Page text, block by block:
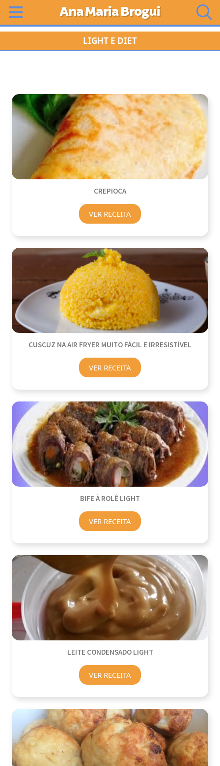
Ana Maria Brogui
LIGHT E DIET
CREPIOCA
VER RECEITA
CUSCUZ NA AIR FRYER MUITO FÁCIL E IRRESISTÍVEL
VER RECEITA
BIFE À ROLÊ LIGHT
VER RECEITA
LEITE CONDENSADO LIGHT
VER RECEITA